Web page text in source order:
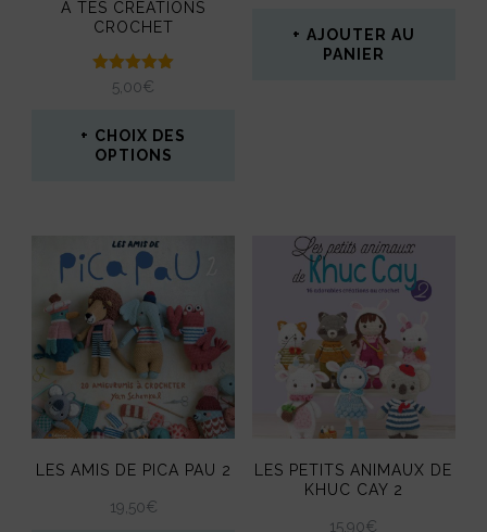
À TES CRÉATIONS
CROCHET
Note
5,00€
CHOIX DES
OPTIONS
a
plusieurs
variations.
Les
options
être
choisies
AJOUTER AU
PANIER
LES AMIS DE PICA PAU 2
19,50€
LES PETITS ANIMAUX DE
KHUC CAY 2
15,90€